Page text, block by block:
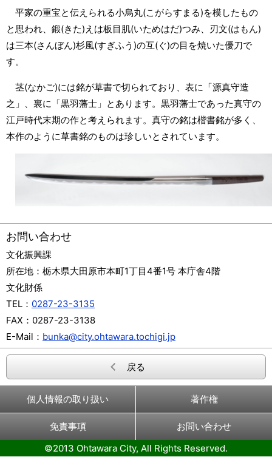
平家の重宝と伝えられる小烏丸(こがらすまる)を模したもの
と思われ、鍛(きた)えは板目肌(いためはだ)つみ、刃文(はもん)
は三本(さんぼん)杉風(すぎふう)の互(ぐ)の目を焼いた優刀で
す。
茎(なかご)には銘が草書で切られており、表に「源真守造
之」、裏に「黒羽藩士」とあります。黒羽藩士であった真守の
江戸時代末期の作と考えられます。真守の銘は楷書銘が多く、
本作のように草書銘のものは珍しいとされています。
お問い合わせ
文化振興課
所在地： 栃木県大田原市本町1丁目4番1号 本庁舎4階
文化財係
TEL： 0287-23-3135
FAX： 0287-23-3138
E-Mail： bunka@city.ohtawara.tochigi.jp
戻る
個人情報の取り扱い 著作権
免責事項
お問い合わせ
©2013 Ohtawara City, All Rights Reserved.